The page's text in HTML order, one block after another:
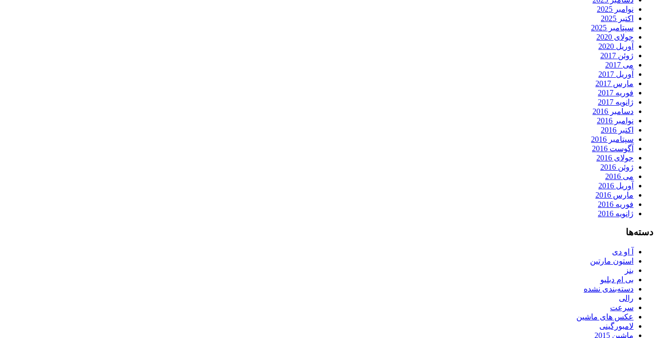
نوامبر 2025
اکتبر 2025
سپتامبر 2025
جولای 2020
آوریل 2020
ژوئن 2017
می 2017
آوریل 2017
مارس 2017
فوریه 2017
ژانویه 2017
دسامبر 2016
نوامبر 2016
اکتبر 2016
سپتامبر 2016
آگوست 2016
جولای 2016
ژوئن 2016
می 2016
آوریل 2016
مارس 2016
فوریه 2016
ژانویه 2016
دسته‌ها
آ او دی
استون مارتین
بنز
بی ام دبلیو
دسته‌بندی نشده
رالی
سرعت
عکس های ماشین
لامبورگینی
ماشین 2015